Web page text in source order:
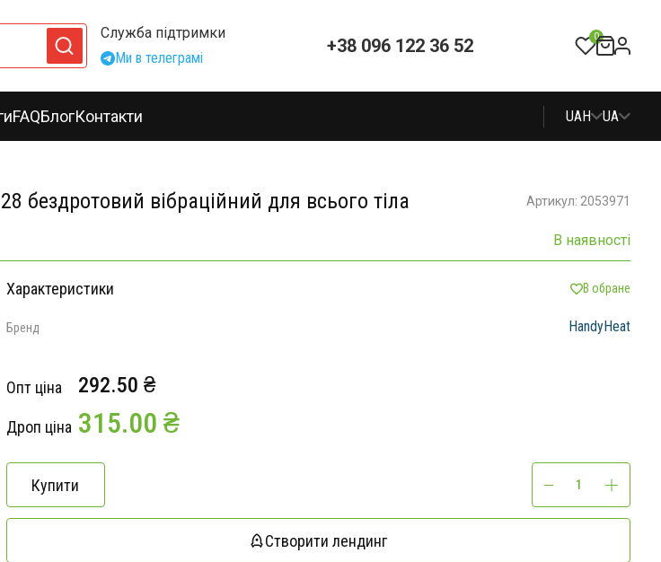
Служба підтримки
Ми в телеграмі
+38 096 122 36 52 0
FAQБлогКонтакти UAH UA
бездротовий вібраційний для всього тіла Артикул: 2053971
В наявності
Характеристики В обране
Бренд HandyHeat
Опт ціна 292.50 ₴
Дроп ціна 315.00 ₴
Купити
Створити лендинг